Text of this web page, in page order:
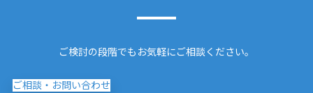
ご検討の段階でもお気軽にご相談ください。
ご相談・お問い合わせ